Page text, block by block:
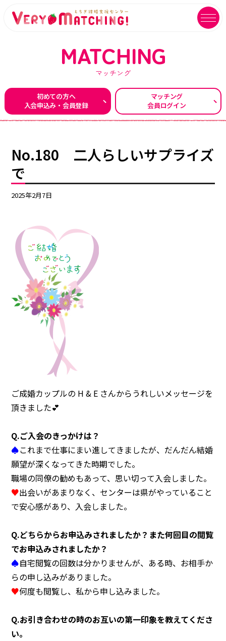
マッチング会員ログイン イベントユーザーログイン
MATCHING
マッチング
ご成婚カップルメッセージ
注意事項
EVENT
イベント
DATING
交際応援
ARCHIVE
アーカイブ
◯センターへのアクセス ◯お問い合わせ ◯プライバシーポリシー
MATCHING
マッチング
初めての方へ
入会申込み・会員登録
マッチング
会員ログイン
No.180 二人らしいサプライズ
で
2025年2月7日
ご成婚カップルの H & E さんからうれしいメッセージを
頂きました💕
Q.ご入会のきっかけは？
♠これまで仕事にまい進してきましたが、だんだん結婚
願望が深くなってきた時期でした。
職場の同僚の勧めもあって、思い切って入会しました。
♥出会いがあまりなく、センターは県がやっていること
で安心感があり、入会しました。
Q.どちらからお申込みされましたか？また何回目の閲覧
でお申込みされましたか？
♠自宅閲覧の回数は分かりませんが、ある時、お相手か
らの申し込みがありました。
♥何度も閲覧し、私から申し込みました。
Q.お引き合わせの時のお互いの第一印象を教えてくださ
い。